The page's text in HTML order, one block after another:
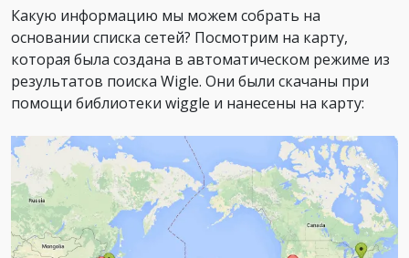
Какую информацию мы можем собрать на
основании списка сетей? Посмотрим на карту,
которая была создана в автоматическом режиме из
результатов поиска Wigle. Они были скачаны при
помощи библиотеки wiggle и нанесены на карту: